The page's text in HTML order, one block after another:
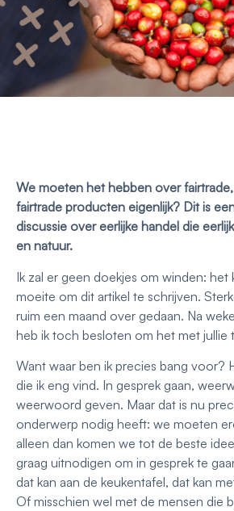
We moeten het hebben over
fairtrade producten eigenlijk? Dit is
discussie over eerlijke handel die
en natuur.
Ik zal er geen doekjes om winden: het
moeite om dit artikel te schrijven.
ruim een maand over gedaan. Na
heb ik toch besloten om het met jullie
Want waar ben ik precies bang voor?
die ik eng vind. In gesprek gaan,
weerwoord geven. Maar dat is nu
onderwerp nodig heeft: we moeten
alleen dan komen we tot de beste
graag uitnodigen om in gesprek te
dat kan aan de keukentafel, dat kan
Of misschien wel met de mensen die